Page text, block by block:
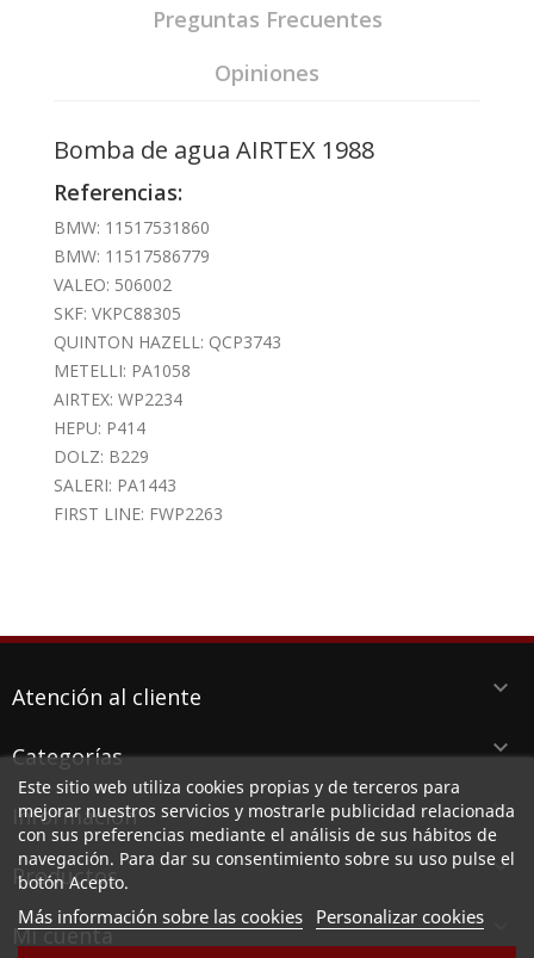
Preguntas Frecuentes
Opiniones
Bomba de agua AIRTEX 1988
Referencias:
BMW: 11517531860
BMW: 11517586779
VALEO: 506002
SKF: VKPC88305
QUINTON HAZELL: QCP3743
METELLI: PA1058
AIRTEX: WP2234
HEPU: P414
DOLZ: B229
SALERI: PA1443
FIRST LINE: FWP2263
Atención al cliente keyboard_arrow_down
Categorías keyboard_arrow_down
Información keyboard_arrow_down
Productos keyboard_arrow_down
Mi cuenta
Este sitio web utiliza cookies propias y de terceros para
mejorar nuestros servicios y mostrarle publicidad relacionada
con sus preferencias mediante el análisis de sus hábitos de
navegación. Para dar su consentimiento sobre su uso pulse el
botón Acepto.
Más información sobre las cookies Personalizar cookies